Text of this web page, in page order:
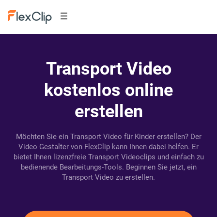
Transport Video
kostenlos online
erstellen
Möchten Sie ein Transport Video für Kinder erstellen? Der
Video Gestalter von FlexClip kann Ihnen dabei helfen. Er
bietet Ihnen lizenzfreie Transport Videoclips und einfach zu
bedienende Bearbeitungs-Tools. Beginnen Sie jetzt, ein
Transport Video zu erstellen.